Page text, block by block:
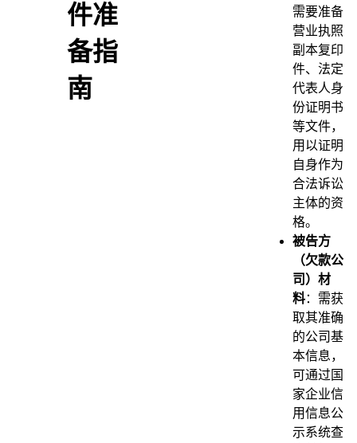
件准
备指
南
需要准备
营业执照
副本复印
件、法定
代表人身
份证明书
等文件，
用以证明
自身作为
合法诉讼
主体的资
格。
被告方
（欠款公
司）材
料：需获
取其准确
的公司基
本信息，
可通过国
家企业信
用信息公
示系统查